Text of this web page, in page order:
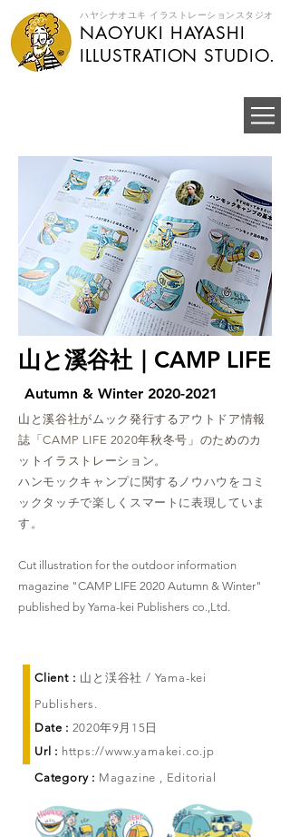
ハヤシナオユキ イラストレーションスタジオ
NAOYUKI HAYASHI
​ILLUSTRATION STUDIO.
​山と溪谷社｜CAMP LIFE
Autumn & Winter 2020-2021
山と溪谷社がムック発行するアウトドア情報
誌「CAMP LIFE 2020年秋冬号」のためのカ
ットイラストレーション。
ハンモックキャンプに関するノウハウをコミ
ックタッチで楽しくスマートに表現していま
す。
Cut illustration for the outdoor information
magazine "CAMP LIFE 2020 Autumn & Winter"
published by Yama-kei Publishers co.,Ltd.
Client : 山と渓谷社 / Yama-kei
Publishers.
Date : 2020年9月15日
Url : https://www.yamakei.co.jp
Category : Magazine , Editorial